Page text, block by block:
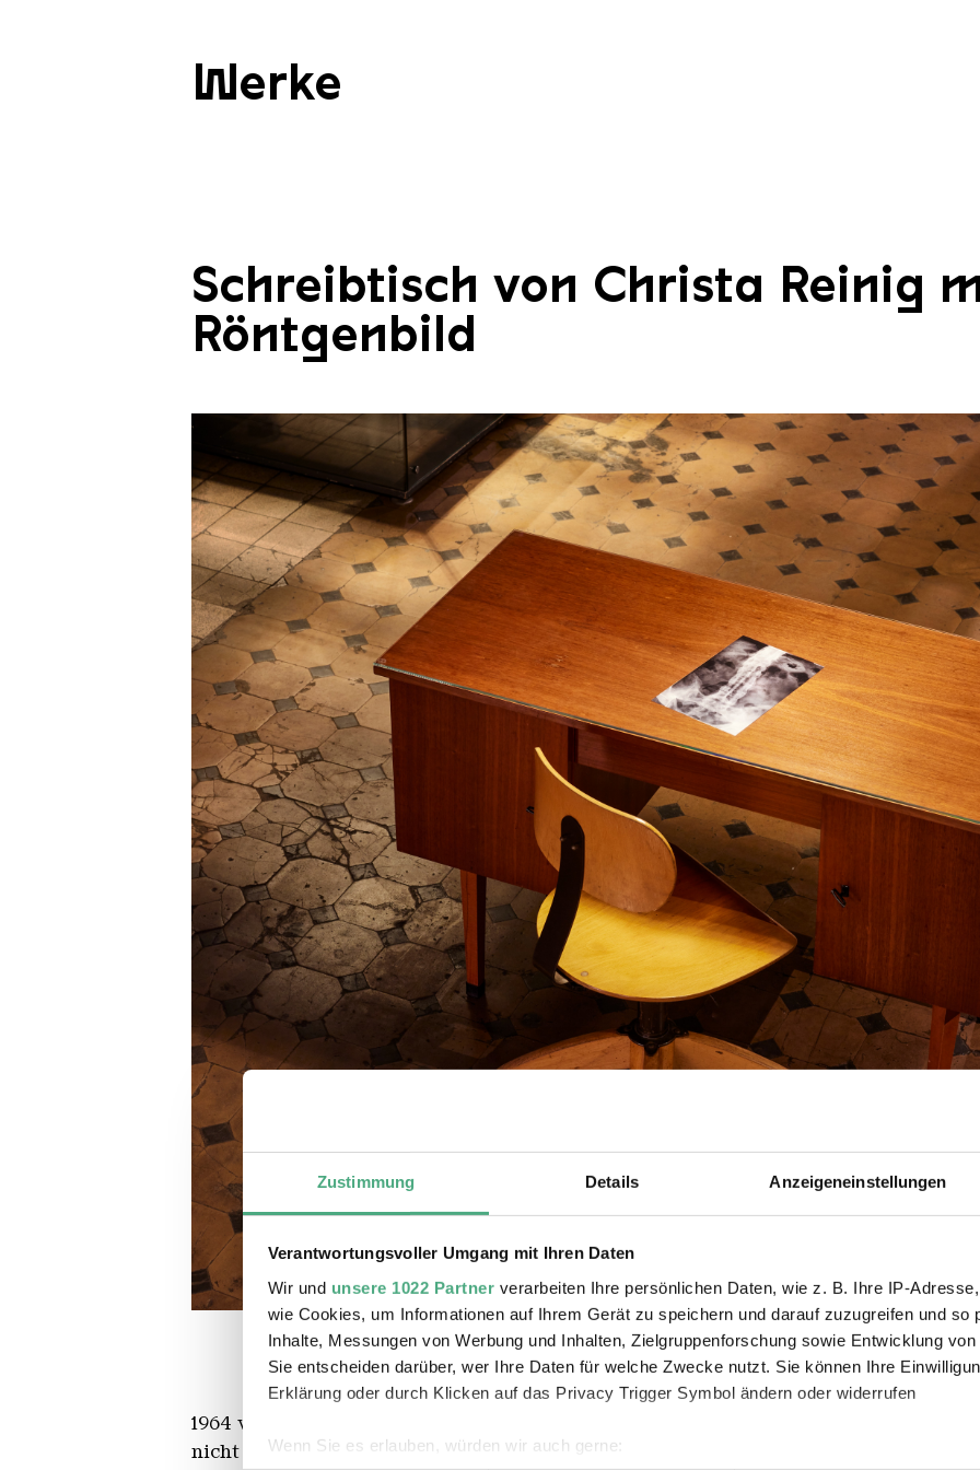
Zustimmung Details Anzeigeneinstellungen
Verantwortungsvoller Umgang mit Ihren Daten
Wir und unsere 1022 Partner verarbeiten Ihre persönlichen Daten, wie z. B. Ihre IP-
wie Cookies, um Informationen auf Ihrem Gerät zu speichern und darauf zuzugreifen und so
Inhalte, Messungen von Werbung und Inhalten, Zielgruppenforschung sowie Entwicklung
Sie entscheiden darüber, wer Ihre Daten für welche Zwecke nutzt. Sie können Ihre
Erklärung oder durch Klicken auf das Privacy Trigger Symbol ändern oder widerrufen
Wenn Sie es erlauben, würden wir auch gerne:
Werke
Schreibtisch von Christa Reinig
Röntgenbild
Schreibtisch von Christa Reinig mit Röntgenbild
Copyright: © Hans-Georg Merkel / Weltkulturerbe Völklinger Hütte
1964 verlässt die Schriftstellerin Christa Reinig die DDR für eine Preisverleihung in
nicht wieder. Auf ihrem Schreibtisch im Märkischen Museum, hier rekonstruiert,